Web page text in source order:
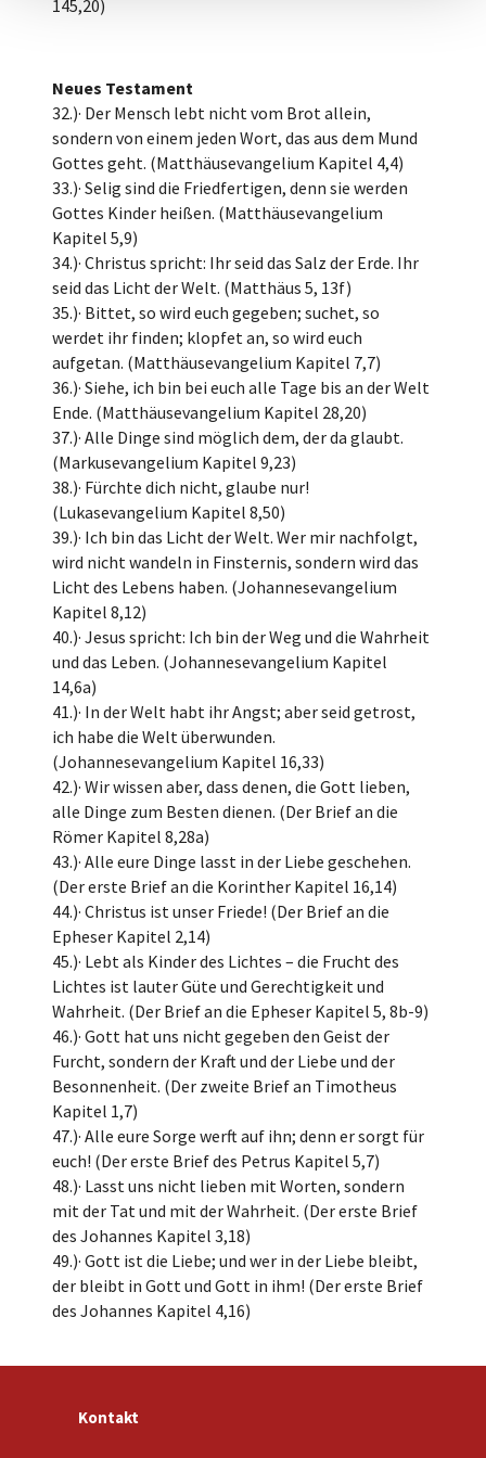
145,20)
Neues Testament
32.)· Der Mensch lebt nicht vom Brot allein,
sondern von einem jeden Wort, das aus dem Mund
Gottes geht. (Matthäusevangelium Kapitel 4,4)
33.)· Selig sind die Friedfertigen, denn sie werden
Gottes Kinder heißen. (Matthäusevangelium
Kapitel 5,9)
34.)· Christus spricht: Ihr seid das Salz der Erde. Ihr
seid das Licht der Welt. (Matthäus 5, 13f)
35.)· Bittet, so wird euch gegeben; suchet, so
werdet ihr finden; klopfet an, so wird euch
aufgetan. (Matthäusevangelium Kapitel 7,7)
36.)· Siehe, ich bin bei euch alle Tage bis an der Welt
Ende. (Matthäusevangelium Kapitel 28,20)
37.)· Alle Dinge sind möglich dem, der da glaubt.
(Markusevangelium Kapitel 9,23)
38.)· Fürchte dich nicht, glaube nur!
(Lukasevangelium Kapitel 8,50)
39.)· Ich bin das Licht der Welt. Wer mir nachfolgt,
wird nicht wandeln in Finsternis, sondern wird das
Licht des Lebens haben. (Johannesevangelium
Kapitel 8,12)
40.)· Jesus spricht: Ich bin der Weg und die Wahrheit
und das Leben. (Johannesevangelium Kapitel
14,6a)
41.)· In der Welt habt ihr Angst; aber seid getrost,
ich habe die Welt überwunden.
(Johannesevangelium Kapitel 16,33)
42.)· Wir wissen aber, dass denen, die Gott lieben,
alle Dinge zum Besten dienen. (Der Brief an die
Römer Kapitel 8,28a)
43.)· Alle eure Dinge lasst in der Liebe geschehen.
(Der erste Brief an die Korinther Kapitel 16,14)
44.)· Christus ist unser Friede! (Der Brief an die
Epheser Kapitel 2,14)
45.)· Lebt als Kinder des Lichtes – die Frucht des
Lichtes ist lauter Güte und Gerechtigkeit und
Wahrheit. (Der Brief an die Epheser Kapitel 5, 8b-9)
46.)· Gott hat uns nicht gegeben den Geist der
Furcht, sondern der Kraft und der Liebe und der
Besonnenheit. (Der zweite Brief an Timotheus
Kapitel 1,7)
47.)· Alle eure Sorge werft auf ihn; denn er sorgt für
euch! (Der erste Brief des Petrus Kapitel 5,7)
48.)· Lasst uns nicht lieben mit Worten, sondern
mit der Tat und mit der Wahrheit. (Der erste Brief
des Johannes Kapitel 3,18)
49.)· Gott ist die Liebe; und wer in der Liebe bleibt,
der bleibt in Gott und Gott in ihm! (Der erste Brief
des Johannes Kapitel 4,16)
Kontakt